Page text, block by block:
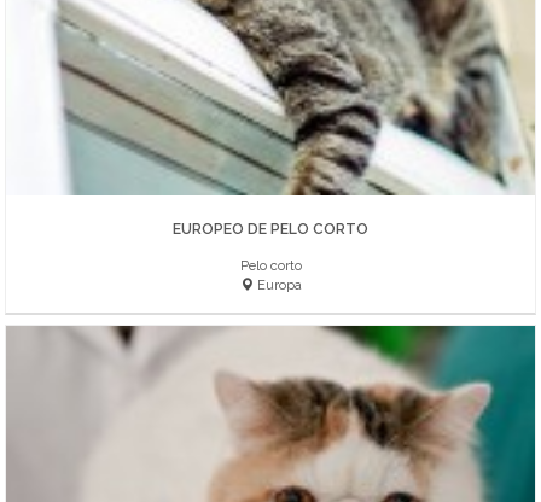
EUROPEO DE PELO CORTO
Pelo corto
Europa